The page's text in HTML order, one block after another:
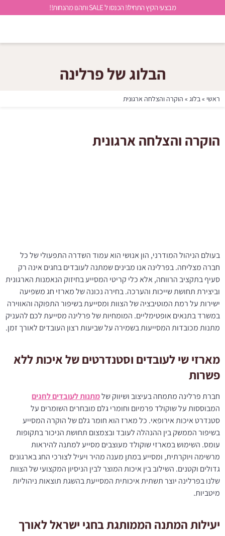
מבצעי הקיץ התחילו! הכנסו ל SALE ותהנו מהנחות!!
הבלוג של פרלינה
ראשי »בלוג » הוקרה והצלחה ארגונית
הוקרה והצלחה ארגונית
בעולם הניהול המודרני, הון אנושי הוא עמוד השדרה התפעולי של כל
חברה מצליחה. בפרלינה אנו מבינים שמתנה לעובדים בחגים אינה רק
סעיף בתקציב הרווחה, אלא כלי קריטי המסייע בחיזוק הנאמנות הארגונית
וביצירת תחושת שייכות והערכה. בחירה נכונה של מארזי חג משפיעה
ישירות על רמת המוטיבציה של הצוות ומסייעת בשיפור התפוקה והאווירה
במשרד בתנאים אופטימליים. המומחיות של פרלינה מסייעת לכם להעניק
מתנות מכובדות המסייעות בשמירה על שביעות רצון העובדים לאורך זמן.
מארזי שי לעובדים וסטנדרטים של איכות ללא
פשרות
חברת פרלינה מתמחה בעיצוב ושיווק שלמתנות לעובדים לחגים
המבוססות על שוקולד פרמיום וחומרי גלם מובחרים השומרים על
סטנדרט איכות אירופאי. כל מארז הוא חומר גלם של הוקרה המסייע
בשיפור הממשק בין ההנהלה לעובד ובצמצום תחושת הניכור בתקופות
עומס. השימוש במארזי שוקולד מעוצבים מסייע למתנה להיראות
מרשימה ויוקרתית, ומסייע במתן מענה מהיר ויעיל לצורכי החג בארגונים
גדולים וקטנים. השילוב בין איכות המוצר לבין הניסיון המקצועי של הצוות
שלנו בפרלינה יוצר תשתית איכותית המסייעת בהשגת תוצאות ניהוליות
מיטביות.
יעילות המתנה הממותגת בחגי ישראל לאורך